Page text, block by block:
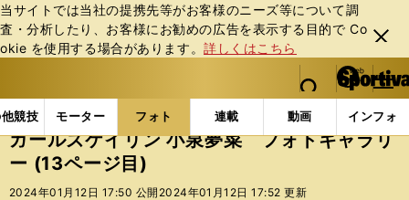
当サイトでは当社の提携先等がお客様のニーズ等について調
査・分析したり、お客様にお勧めの広告を表⽰する⽬的で Co
okie を使⽤する場合があります。詳しくはこちら
閉じ
る
web Sportiva (webスポルティーバ)
検索
マイペ
ー
ジ
メニュ
競技 モーター フォト 連載 動画 インフォ
b
ス
ポ
ル
フォトギャラリー コラムフォト ガールズケイリン
ガールズケイリン 小泉夢菜 フォトギャラリ
ー (13ページ目)
2024年01月12日 17:50 公開 2024年01月12日 17:52 更新